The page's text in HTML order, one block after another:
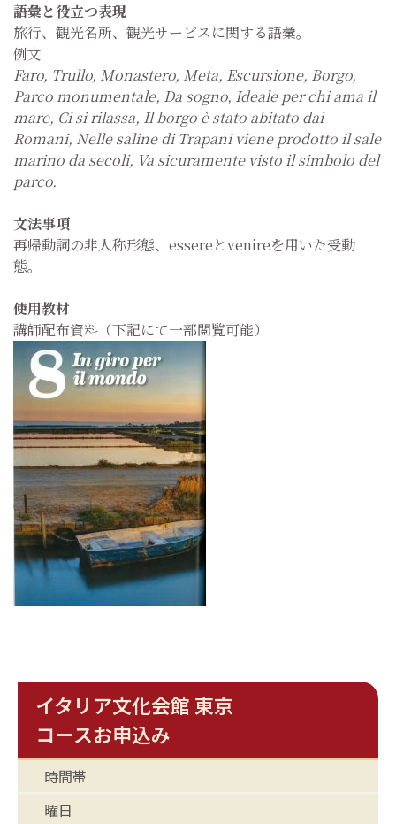
語彙と役立つ表現
旅行、観光名所、観光サービスに関する語彙。
例文
Faro, Trullo, Monastero, Meta, Escursione, Borgo,
Parco monumentale, Da sogno, Ideale per chi ama il
mare, Ci si rilassa, Il borgo è stato abitato dai
Romani, Nelle saline di Trapani viene prodotto il sale
marino da secoli, Va sicuramente visto il simbolo del
parco.
文法事項
再帰動詞の非人称形態、essereとvenireを用いた受動
態。
使用教材
講師配布資料（下記にて一部閲覧可能）
イタリア文化会館 東京
コースお申込み
時間帯
曜日